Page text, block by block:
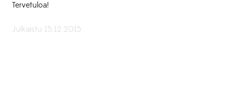
Tervetuloa!
Julkaistu 15.12.2015